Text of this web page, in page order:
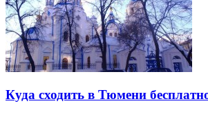
Куда сходить в Тюмени